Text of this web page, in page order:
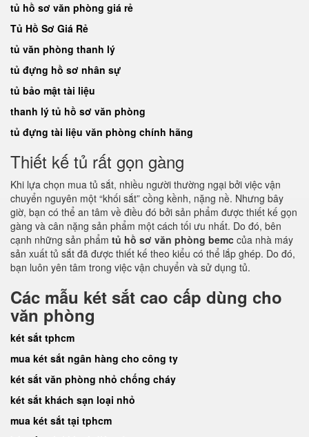
tủ hồ sơ văn phòng giá rẻ
Tủ Hồ Sơ Giá Rẻ
tủ văn phòng thanh lý
tủ đựng hồ sơ nhân sự
tủ bảo mật tài liệu
thanh lý tủ hồ sơ văn phòng
tủ đựng tài liệu văn phòng chính hãng
Thiết kế tủ rất gọn gàng
Khi lựa chọn mua tủ sắt, nhiều người thường ngại bởi việc vận
chuyển nguyên một “khối sắt” cồng kềnh, nặng nề. Nhưng bây
giờ, bạn có thể an tâm về điều đó bởi sản phẩm được thiết kế gọn
gàng và cân nặng sản phẩm một cách tối ưu nhất. Do đó, bên
cạnh những sản phẩm tủ hồ sơ văn phòng bemc của nhà máy
sản xuất tủ sắt đã được thiết kế theo kiểu có thể lắp ghép. Do đó,
bạn luôn yên tâm trong việc vận chuyển và sử dụng tủ.
Các mẫu két sắt cao cấp dùng cho
văn phòng
két sắt tphcm
mua két sắt ngân hàng cho công ty
két sắt văn phòng nhỏ chống cháy
két sắt khách sạn loại nhỏ
mua két sắt tại tphcm